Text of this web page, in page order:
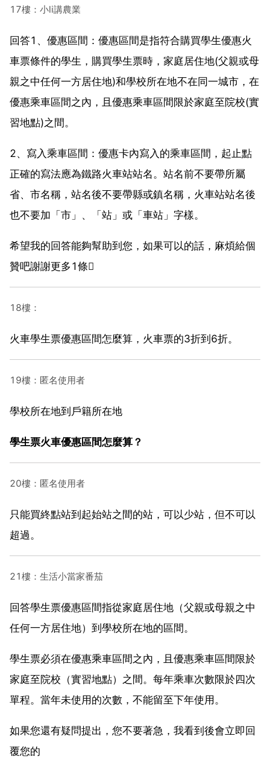
17樓：小li講農業
回答1、優惠區間：優惠區間是指符合購買學生優惠火
車票條件的學生，購買學生票時，家庭居住地(父親或母
親之中任何一方居住地)和學校所在地不在同一城市，在
優惠乘車區間之內，且優惠乘車區間限於家庭至院校(實
習地點)之間。
2、寫入乘車區間：優惠卡內寫入的乘車區間，起止點
正確的寫法應為鐵路火車站站名。站名前不要帶所屬
省、市名稱，站名後不要帶縣或鎮名稱，火車站站名後
也不要加「市」、「站」或「車站」字樣。
希望我的回答能夠幫助到您，如果可以的話，麻煩給個
贊吧謝謝更多1條
18樓：
火車學生票優惠區間怎麼算，火車票的3折到6折。
19樓：匿名使用者
學校所在地到戶籍所在地
學生票火車優惠區間怎麼算？
20樓：匿名使用者
只能買終點站到起始站之間的站，可以少站，但不可以
超過。
21樓：生活小當家番茄
回答學生票優惠區間指從家庭居住地（父親或母親之中
任何一方居住地）到學校所在地的區間。
學生票必須在優惠乘車區間之內，且優惠乘車區間限於
家庭至院校（實習地點）之間。每年乘車次數限於四次
單程。當年未使用的次數，不能留至下年使用。
如果您還有疑問提出，您不要著急，我看到後會立即回
覆您的